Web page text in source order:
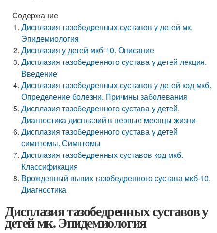
Содержание
Дисплазия тазобедренных суставов у детей мк.
Эпидемиология
Дисплазия у детей мкб-10. Описание
Дисплазия тазобедренного сустава у детей лекция.
Введение
Дисплазия тазобедренных суставов у детей код мкб.
Определение болезни. Причины заболевания
Дисплазия тазобедренного сустава у детей.
Диагностика дисплазий в первые месяцы жизни
Дисплазия тазобедренного сустава у детей
симптомы. Симптомы
Дисплазия тазобедренных суставов код мкб.
Классификация
Врожденный вывих тазобедренного сустава мкб-10.
Диагностика
Дисплазия тазобедренных суставов у
детей мк. Эпидемиология